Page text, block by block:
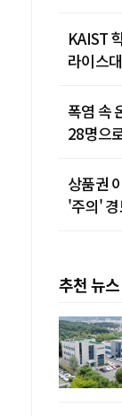
KAIST
라이스
폭염 속
28명으
상품권
'주의'
추천 뉴스